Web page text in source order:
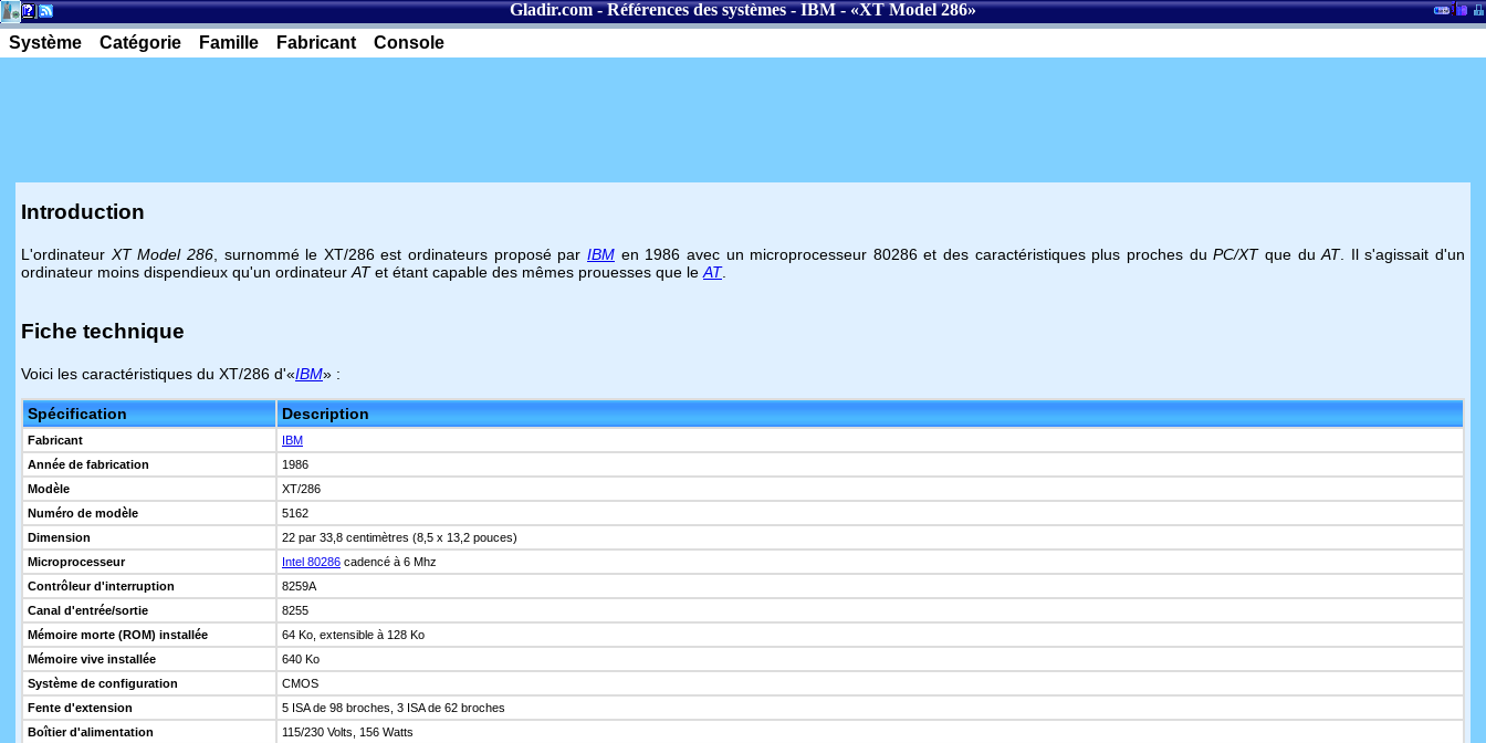
Gladir.com-Références des systèmes-IBM- «XT Model 286»
Système
Catégorie Famille Fabricant Console
Introduction
L'ordinateur XT Model 286, surnommé le XT/286 est ordinateurs proposé par IBM en 1986 avec un microprocesseur 80286 et des caractéristiques plus proches duPC/XTque duAT. Il s'agissait d'un
ordinateur moins dispendieux qu'un ordinateur ATet étant capable des mêmes prouesses que le AT.
Fiche technique
Voici les caractéristiques du XT/286 d'«IBM» :
Spécification Description
Fabricant
IBM
Année de fabrication
1986
Modèle
XT/286
Numéro de modèle
5162
Dimension
22 par 33,8 centimètres (8,5 x 13,2 pouces)
Microprocesseur
Intel 80286 cadencé à 6 Mhz
Contrôleur d'interruption
8259A
Canal d'entrée/sortie
8255
Mémoire morte (ROM) installée
64 Ko, extensible à 128 Ko
Mémoire vive installée
640 Ko
Système de configuration
CMOS
Fente d'extension
5 ISA de 98 broches, 3 ISA de 62 broches
Boîtier d'alimentation
115/230 Volts, 156 Watts